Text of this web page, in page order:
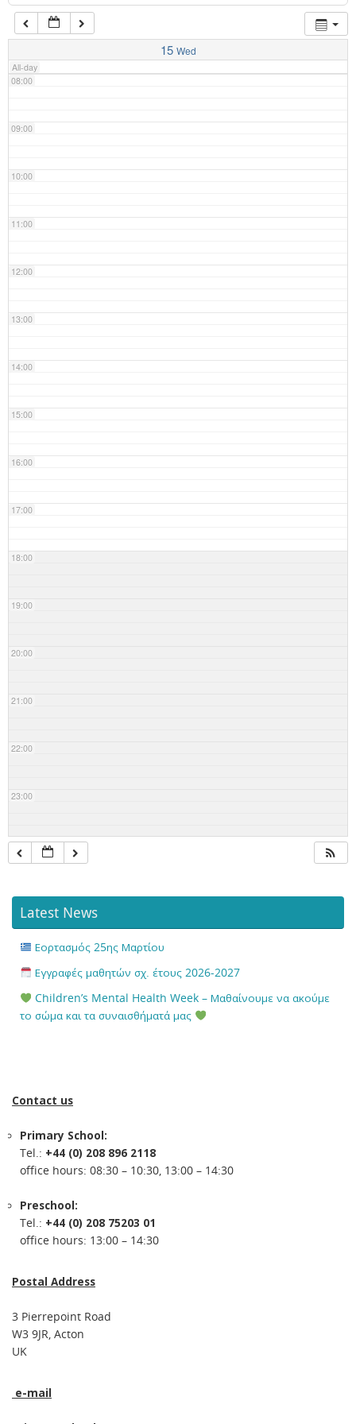
15 Wed
All-day
07:00
08:00
09:00
10:00
11:00
12:00
13:00
14:00
15:00
16:00
17:00
18:00
19:00
20:00
21:00
22:00
23:00
Latest News
Εορτασμός 25ης Μαρτίου
Εγγραφές μαθητών σχ. έτους 2026-2027
Children’s Mental Health Week – Μαθαίνουμε να ακούμε
το σώμα και τα συναισθήματά μας
Contact us
Primary School:
Tel.: +44 (0) 208 896 2118
office hours: 08:30 – 10:30, 13:00 – 14:30
Preschool:
Tel.: +44 (0) 208 75203 01
office hours: 13:00 – 14:30
Postal Address
3 Pierrepoint Road
W3 9JR, Acton
UK
e-mail